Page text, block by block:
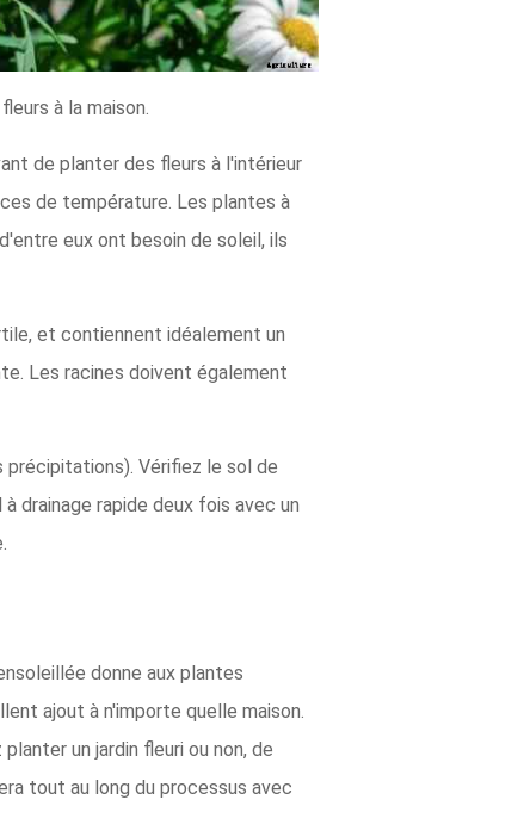
à la maison.
de planter des fleurs à l'intérieur
de température. Les plantes à
eux ont besoin de soleil, ils
et contiennent idéalement un
Les racines doivent également
précipitations). Vérifiez le sol de
drainage rapide deux fois avec un
donne aux plantes
ajout à n'importe quelle maison.
un jardin fleuri ou non, de
tout au long du processus avec